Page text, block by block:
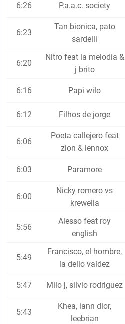
6:26 P.a.a.c. society
6:23
Tan bionica, pato
sardelli
6:20
Nitro feat la melodia &
j brito
6:16 Papi wilo
6:12 Filhos de jorge
6:06
Poeta callejero feat
zion & lennox
6:03 Paramore
6:00
Nicky romero vs
krewella
5:56
Alesso feat roy
english
5:49
Francisco, el hombre,
la delio valdez
5:47 Milo j, silvio rodriguez
5:43
Khea, iann dior,
leebrian